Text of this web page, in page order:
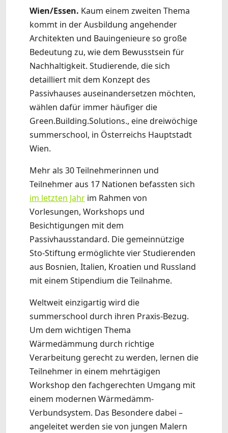
Wien/Essen. Kaum einem zweiten Thema
kommt in der Ausbildung angehender
Architekten und Bauingenieure so große
Bedeutung zu, wie dem Bewusstsein für
Nachhaltigkeit. Studierende, die sich
detailliert mit dem Konzept des
Passivhauses auseinandersetzen möchten,
wählen dafür immer häufiger die
Green.Building.Solutions., eine dreiwöchige
summerschool, in Österreichs Hauptstadt
Wien.
Mehr als 30 Teilnehmerinnen und
Teilnehmer aus 17 Nationen befassten sich
im letzten Jahr im Rahmen von
Vorlesungen, Workshops und
Besichtigungen mit dem
Passivhausstandard. Die gemeinnützige
Sto-Stiftung ermöglichte vier Studierenden
aus Bosnien, Italien, Kroatien und Russland
mit einem Stipendium die Teilnahme.
Weltweit einzigartig wird die
summerschool durch ihren Praxis-Bezug.
Um dem wichtigen Thema
Wärmedämmung durch richtige
Verarbeitung gerecht zu werden, lernen die
Teilnehmer in einem mehrtägigen
Workshop den fachgerechten Umgang mit
einem modernen Wärmedämm-
Verbundsystem. Das Besondere dabei –
angeleitet werden sie von jungen Malern